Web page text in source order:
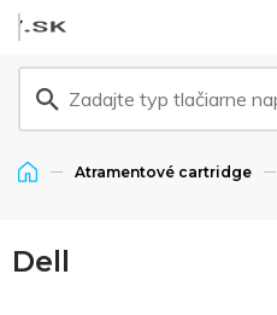
Atramentové cartridge
Dell